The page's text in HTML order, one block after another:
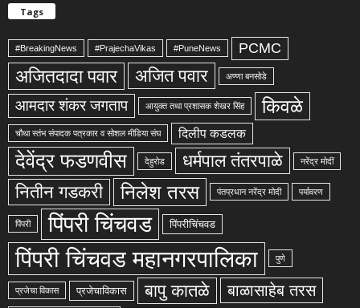
Tags
#BreakingNews #PrajechaVikas #PuneNews PCMC
अजितदादा पवार अजित पवार अण्णा बनसोडे
आमदार शंकर जगताप आयुक्त तथा प्रशासक शेखर सिंह किवळे
चौथा स्तंभ संपादक पत्रकार व सोशल मीडिया संघ दिलीप कडलक
देवेंद्र फडणवीस देहुरोड धर्मपाल तंतरपाळे नरेंद्र मोदीं
नितीन गडकरी निलेश तरस पंतप्रधान नरेंद्र मोदी पर्यावरण
पिंपरी पिंपरी चिंचवड पिंपरीचिंचवड
पिंपरी चिंचवड महानगरपालिका पुणे
प्रजेचा विकास प्रजेचाविकास बापु कातळे बाळासाहेब तरस